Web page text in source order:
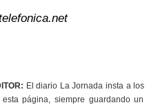
El diario La Jornada insta a
página, siempre guardando